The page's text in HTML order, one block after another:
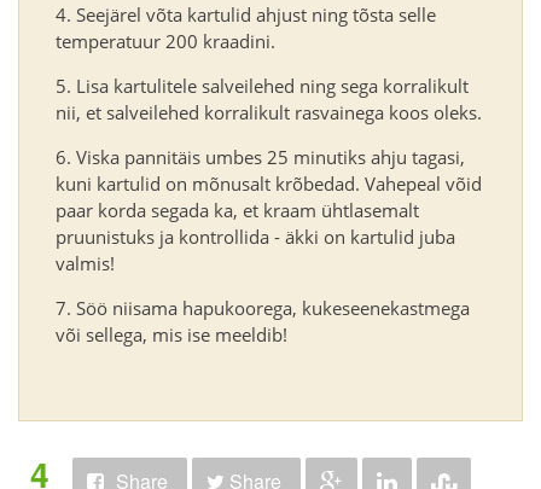
Seejärel võta kartulid ahjust ning tõsta selle
temperatuur 200 kraadini.
Lisa kartulitele salveilehed ning sega korralikult
nii, et salveilehed korralikult rasvainega koos oleks.
Viska pannitäis umbes 25 minutiks ahju tagasi,
kuni kartulid on mõnusalt krõbedad. Vahepeal võid
paar korda segada ka, et kraam ühtlasemalt
pruunistuks ja kontrollida - äkki on kartulid juba
valmis!
Söö niisama hapukoorega, kukeseenekastmega
või sellega, mis ise meeldib!
4 Share Share